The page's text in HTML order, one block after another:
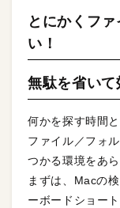
とにかくフ
い！
無駄を省い
何かを探す時間
ファイル／フォ
つかる環境をあ
まずは、Macの
ーボードショー